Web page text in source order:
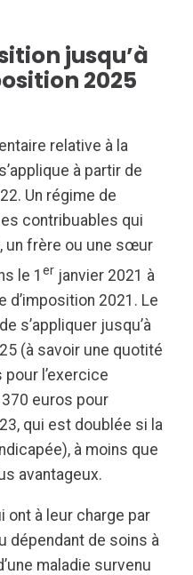
jusqu’à
2025
relative à la
à partir de
Un régime de
contribuables qui
un frère ou une sœur
le 1 er janvier 2021 à
d’imposition 2021. Le
s’appliquer jusqu’à
(à savoir une quotité
l’exercice
euros pour
qui est doublée si la
à moins que
avantageux.
ont à leur charge par
dépendant de soins à
maladie survenu